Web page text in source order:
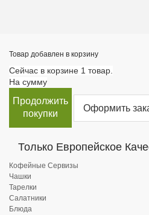
Товар добавлен в корзину
Сейчас в корзине 1 товар.
На сумму
Продолжить
покупки
Оформить
Только Европейское
Кофейные Сервизы
Чашки
Тарелки
Салатники
Блюда